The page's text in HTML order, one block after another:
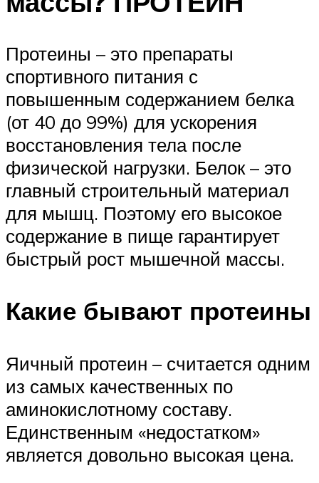
Протеины – это препараты
спортивного питания с
повышенным содержанием белка
(от 40 до 99%) для ускорения
восстановления тела после
физической нагрузки. Белок – это
главный строительный материал
для мышц. Поэтому его высокое
содержание в пище гарантирует
быстрый рост мышечной массы.
Какие бывают протеины
Яичный протеин – считается одним
из самых качественных по
аминокислотному составу.
Единственным «недостатком»
является довольно высокая цена.